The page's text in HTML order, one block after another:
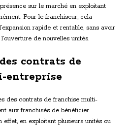
sur le marché en exploitant
Pour le franchiseur, cela
rapide et rentable, sans avoir
de nouvelles unités.
contrats de
entreprise
des contrats de franchise multi-
aux franchisés de bénéficier
effet, en exploitant plusieurs unités ou